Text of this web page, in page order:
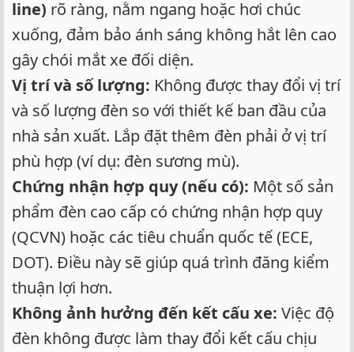
line) rõ ràng, nằm ngang hoặc hơi chúc
xuống, đảm bảo ánh sáng không hắt lên cao
gây chói mắt xe đối diện.
Vị trí và số lượng: Không được thay đổi vị trí
và số lượng đèn so với thiết kế ban đầu của
nhà sản xuất. Lắp đặt thêm đèn phải ở vị trí
phù hợp (ví dụ: đèn sương mù).
Chứng nhận hợp quy (nếu có): Một số sản
phẩm đèn cao cấp có chứng nhận hợp quy
(QCVN) hoặc các tiêu chuẩn quốc tế (ECE,
DOT). Điều này sẽ giúp quá trình đăng kiểm
thuận lợi hơn.
Không ảnh hưởng đến kết cấu xe: Việc độ
đèn không được làm thay đổi kết cấu chịu